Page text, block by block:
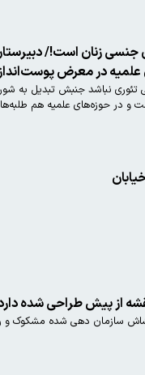
جنسی زنان است!/
علمیه در معرض
استاد مردم شناسی دانشگاه تهران و نزدیک به بخشی از حاکمیت
حوزه‌های علمیه هم طلبه‌ها
سازمان دهی شده مشکوک و